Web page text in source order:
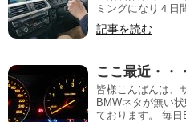
ミングになり４日
記事を読む
ここ最近・・・
皆様こんばんは、
BMWネタが無い
ております。 毎日